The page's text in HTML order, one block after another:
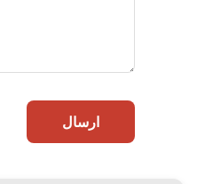
ارسال